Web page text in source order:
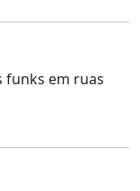
funks em ruas